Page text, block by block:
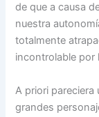
de que a causa
nuestra
totalmente
incontrolable por
A priori pareciera
grandes